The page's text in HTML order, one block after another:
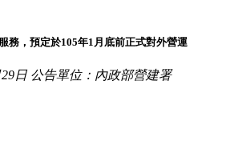
務，預定於105年1月底前正式對外營運
日 公告單位：內政部營建署